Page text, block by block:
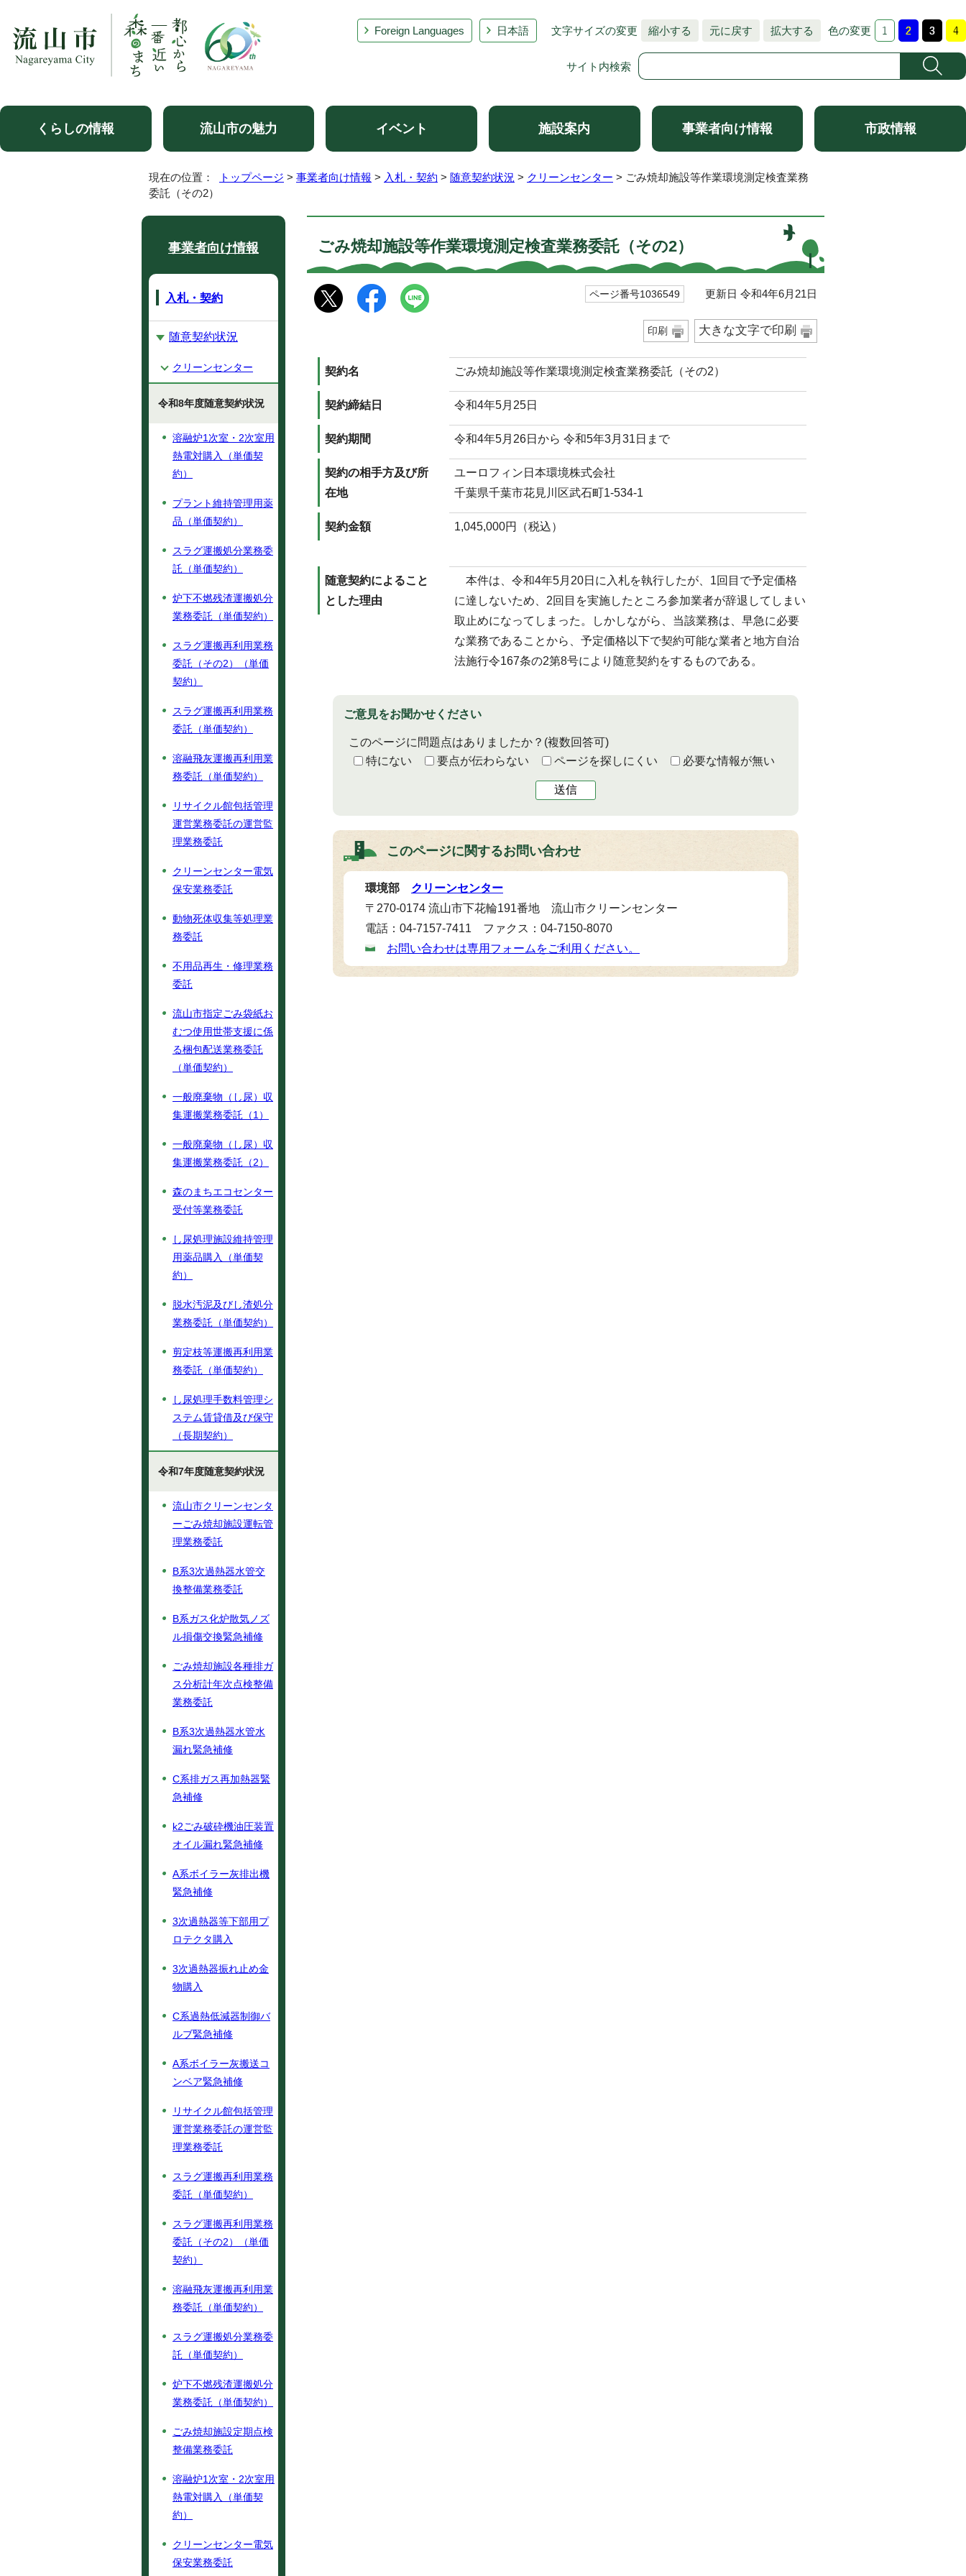
Foreign Languages 日本語 文字サイズの変更 縮小する 元に戻す 拡大する 色の変更
サイト内検索
くらしの情報 流山市の魅力 イベント 施設案内 事業者向け情報 市政情報
現在の位置： トップページ > 事業者向け情報 > 入札・契約 > 随意契約状況 > クリーンセンター > ごみ焼却施設等作業環境測定検査業務
委託（その2）
ごみ焼却施設等作業環境測定検査業務委託（その2）
ページ番号1036549 更新日 令和4年6月21日
印刷 大きな文字で印刷
契約名 ごみ焼却施設等作業環境測定検査業務委託（その2）
契約締結日 令和4年5月25日
契約期間 令和4年5月26日から 令和5年3月31日まで
契約の相手方及び所
在地
ユーロフィン日本環境株式会社
千葉県千葉市花見川区武石町1-534-1
契約金額 1,045,000円（税込）
随意契約によること
とした理由
本件は、令和4年5月20日に入札を執行したが、1回目で予定価格
に達しないため、2回目を実施したところ参加業者が辞退してしまい
取止めになってしまった。しかしながら、当該業務は、早急に必要
な業務であることから、予定価格以下で契約可能な業者と地方自治
法施行令167条の2第8号により随意契約をするものである。
ご意見をお聞かせください
このページに問題点はありましたか？ (複数回答可)
特にない
要点が伝わらない ページを探しにくい 必要な情報が無い
送信
このページに関するお問い合わせ
環境部 クリーンセンター
〒270-0174 流山市下花輪191番地 流山市クリーンセンター
電話：04-7157-7411 ファクス：04-7150-8070
お問い合わせは専用フォームをご利用ください。
事業者向け情報
入札・契約
随意契約状況
クリーンセンター
令和8年度随意契約状況
溶融炉1次室・2次室用
熱電対購入（単価契
約）
プラント維持管理用薬
品（単価契約）
スラグ運搬処分業務委
託（単価契約）
炉下不燃残渣運搬処分
業務委託（単価契約）
スラグ運搬再利用業務
委託（その2）（単価
契約）
スラグ運搬再利用業務
委託（単価契約）
溶融飛灰運搬再利用業
務委託（単価契約）
リサイクル館包括管理
運営業務委託の運営監
理業務委託
クリーンセンター電気
保安業務委託
動物死体収集等処理業
務委託
不用品再生・修理業務
委託
流山市指定ごみ袋紙お
むつ使用世帯支援に係
る梱包配送業務委託
（単価契約）
一般廃棄物（し尿）収
集運搬業務委託（1）
一般廃棄物（し尿）収
集運搬業務委託（2）
森のまちエコセンター
受付等業務委託
し尿処理施設維持管理
用薬品購入（単価契
約）
脱水汚泥及びし渣処分
業務委託（単価契約）
剪定枝等運搬再利用業
務委託（単価契約）
し尿処理手数料管理シ
ステム賃貸借及び保守
（長期契約）
令和7年度随意契約状況
流山市クリーンセンタ
ーごみ焼却施設運転管
理業務委託
B系3次過熱器水管交
換整備業務委託
B系ガス化炉散気ノズ
ル損傷交換緊急補修
ごみ焼却施設各種排ガ
ス分析計年次点検整備
業務委託
B系3次過熱器水管水
漏れ緊急補修
C系排ガス再加熱器緊
急補修
k2ごみ破砕機油圧装置
オイル漏れ緊急補修
A系ボイラー灰排出機
緊急補修
3次過熱器等下部用プ
ロテクタ購入
3次過熱器振れ止め金
物購入
C系過熱低減器制御バ
ルブ緊急補修
A系ボイラー灰搬送コ
ンベア緊急補修
リサイクル館包括管理
運営業務委託の運営監
理業務委託
スラグ運搬再利用業務
委託（単価契約）
スラグ運搬再利用業務
委託（その2）（単価
契約）
溶融飛灰運搬再利用業
務委託（単価契約）
スラグ運搬処分業務委
託（単価契約）
炉下不燃残渣運搬処分
業務委託（単価契約）
ごみ焼却施設定期点検
整備業務委託
溶融炉1次室・2次室用
熱電対購入（単価契
約）
クリーンセンター電気
保安業務委託